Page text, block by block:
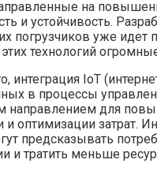
на
и устойчивость.
погрузчиков уже
технологий
интеграция IoT
в процессы
направлением для
и оптимизации затрат.
предсказывать
и тратить меньше